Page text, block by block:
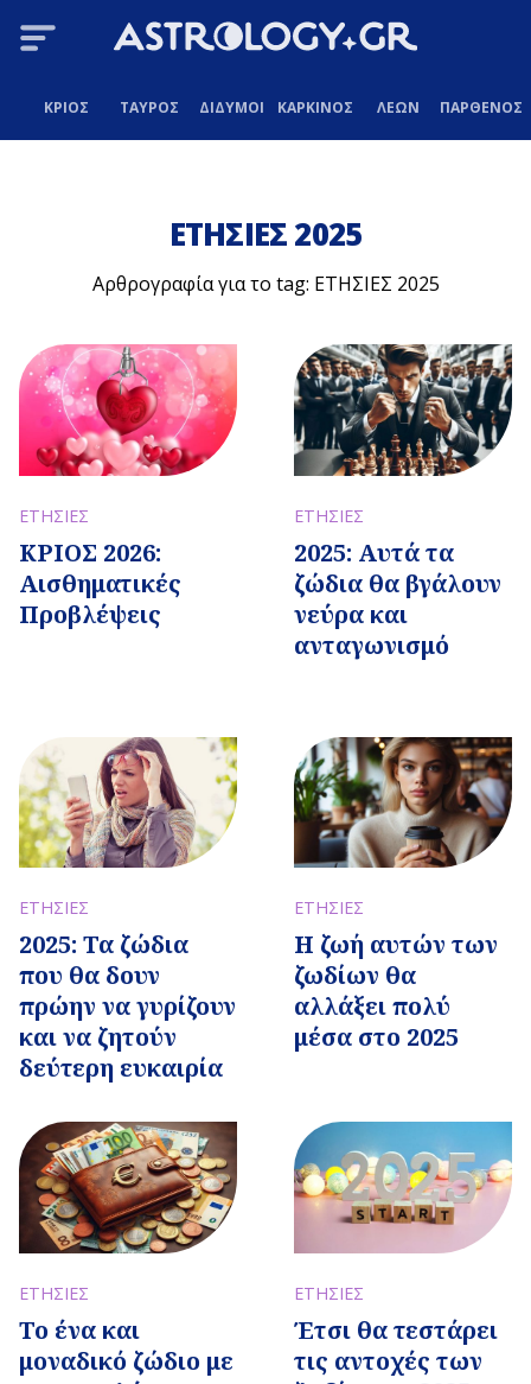
ΚΡΙΟΣ ΤΑΥΡΟΣ ΔΙΔΥΜΟΙ ΚΑΡΚΙΝΟΣ ΛΕΩΝ ΠΑΡΘΕΝΟΣ
ΕΤΗΣΙΕΣ 2025
Αρθρογραφία για το tag: ΕΤΗΣΙΕΣ 2025
ΕΤΗΣΙΕΣ
ΚΡΙΟΣ 2026:
Αισθηματικές
Προβλέψεις
ΕΤΗΣΙΕΣ
2025: Αυτά τα
ζώδια θα βγάλουν
νεύρα και
ανταγωνισμό
ΕΤΗΣΙΕΣ
2025: Τα ζώδια
που θα δουν
πρώην να γυρίζουν
και να ζητούν
δεύτερη ευκαιρία
ΕΤΗΣΙΕΣ
Η ζωή αυτών των
ζωδίων θα
αλλάξει πολύ
μέσα στο 2025
ΕΤΗΣΙΕΣ
Το ένα και
μοναδικό ζώδιο με
ΕΤΗΣΙΕΣ
Έτσι θα τεστάρει
τις αντοχές των